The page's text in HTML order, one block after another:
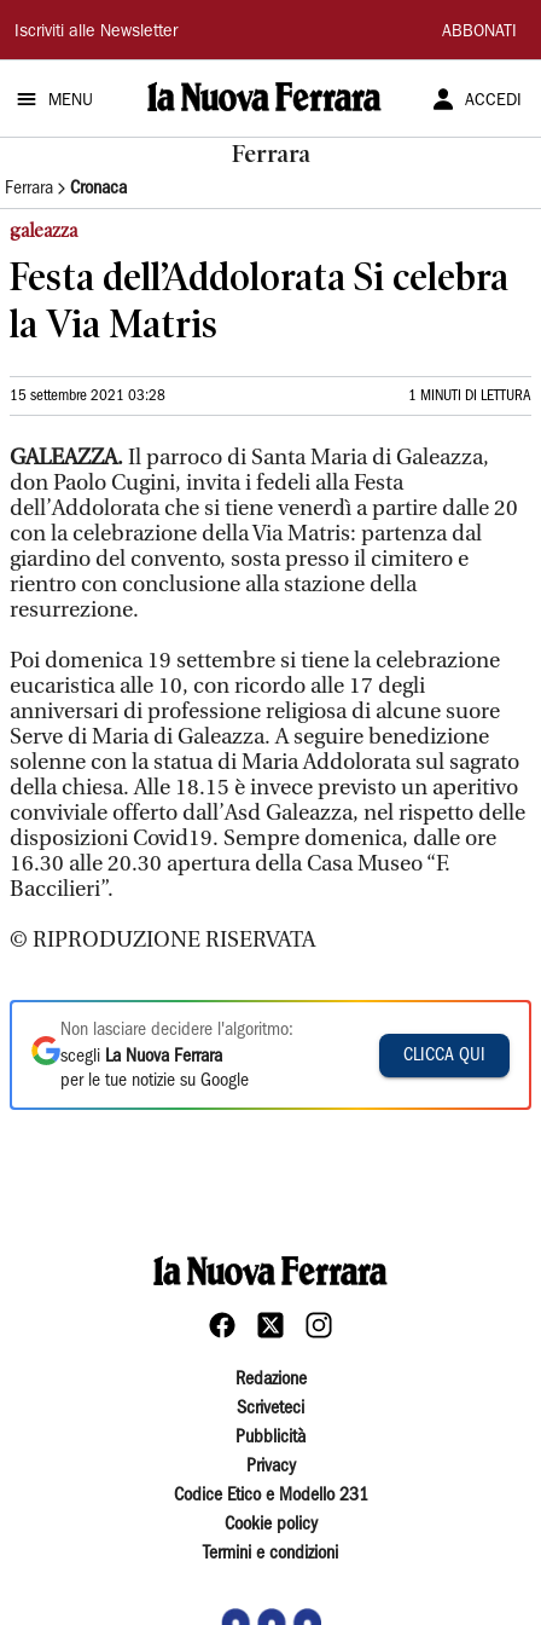
La
Nuova
Ferrara
Iscriviti alle Newsletter ABBONATI
MENU ACCEDI
Ferrara
Ferrara Cronaca
galeazza
Festa dell’Addolorata Si celebra
la Via Matris
15 settembre 2021 03:28 1 MINUTI DI LETTURA
GALEAZZA.Il parroco di Santa Maria di Galeazza,
don Paolo Cugini, invita i fedeli alla Festa
dell’Addolorata che si tiene venerdì a partire dalle 20
con la celebrazione della Via Matris: partenza dal
giardino del convento, sosta presso il cimitero e
rientro con conclusione alla stazione della
resurrezione.
Poi domenica 19 settembre si tiene la celebrazione
eucaristica alle 10, con ricordo alle 17 degli
anniversari di professione religiosa di alcune suore
Serve di Maria di Galeazza. A seguire benedizione
solenne con la statua di Maria Addolorata sul sagrato
della chiesa. Alle 18.15 è invece previsto un aperitivo
conviviale offerto dall’Asd Galeazza, nel rispetto delle
disposizioni Covid19. Sempre domenica, dalle ore
16.30 alle 20.30 apertura della Casa Museo “F.
Baccilieri”.
© RIPRODUZIONE RISERVATA
Non lasciare decidere l'algoritmo:
scegli La Nuova Ferrara
per le tue notizie su Google
CLICCA QUI
Redazione
Scriveteci
Pubblicità
Privacy
Codice Etico e Modello 231
Cookie policy
Termini e condizioni